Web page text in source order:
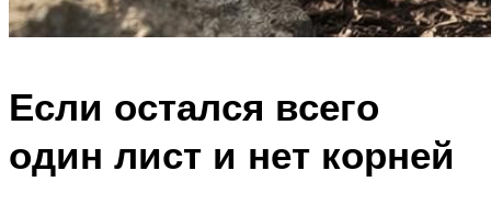
Если остался всего
один лист и нет корней